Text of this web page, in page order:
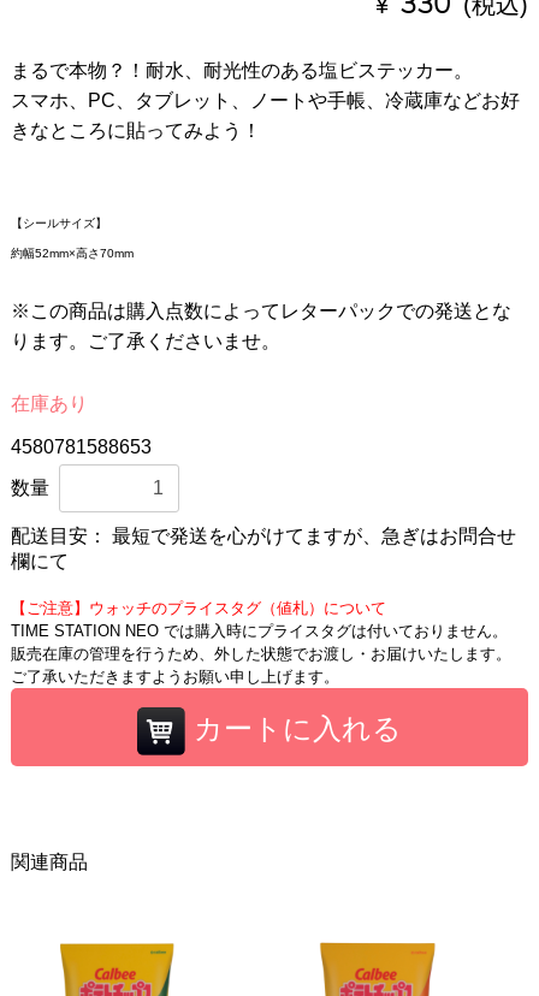
330
まるで本物？！耐水、耐光性のある塩ビステッカー。
スマホ、PC、タブレット、ノートや手帳、冷蔵庫などお好
きなところに貼ってみよう！
【シールサイズ】
約幅52mm×高さ70mm
※この商品は購入点数によってレターパックでの発送とな
ります。ご了承くださいませ。
在庫あり
4580781588653
数量
配送目安： 最短で発送を心がけてますが、急ぎはお問合せ
欄にて
【ご注意】ウォッチのプライスタグ（値札）について
TIME STATION NEO では購入時にプライスタグは付いておりません。
販売在庫の管理を行うため、外した状態でお渡し・お届けいたします。
ご了承いただきますようお願い申し上げます。
カートに入れる
関連商品